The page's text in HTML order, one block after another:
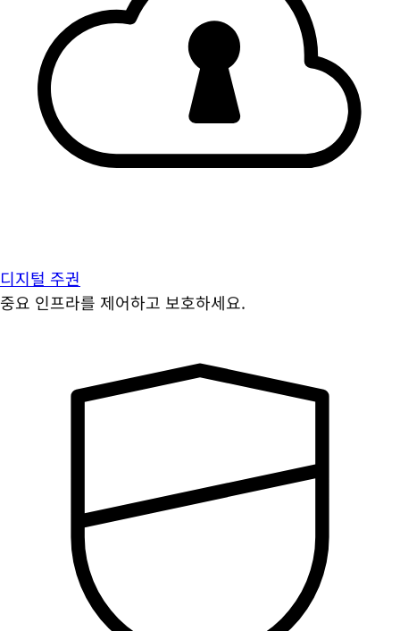
디지털 주권
중요 인프라를 제어하고 보호하세요.